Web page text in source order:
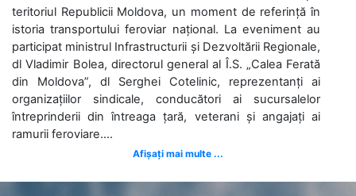
teritoriul Republicii Moldova, un moment de referință în
istoria transportului feroviar național. La eveniment au
participat ministrul Infrastructurii și Dezvoltării Regionale,
dl Vladimir Bolea, directorul general al Î.S. „Calea Ferată
din Moldova”, dl Serghei Cotelinic, reprezentanți ai
organizațiilor sindicale, conducători ai sucursalelor
întreprinderii din întreaga țară, veterani și angajați ai
ramurii feroviare....
Afișați mai multe ...